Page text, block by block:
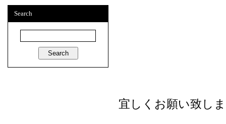
h
v
Search
宜しくお願い致し